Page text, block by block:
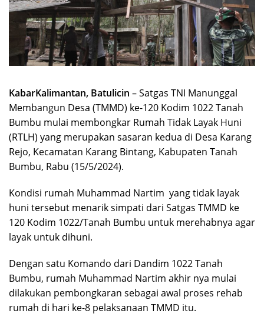
KabarKalimantan, Batulicin – Satgas TNI Manunggal
Membangun Desa (TMMD) ke-120 Kodim 1022 Tanah
Bumbu mulai membongkar Rumah Tidak Layak Huni
(RTLH) yang merupakan sasaran kedua di Desa Karang
Rejo, Kecamatan Karang Bintang, Kabupaten Tanah
Bumbu, Rabu (15/5/2024).
Kondisi rumah Muhammad Nartim yang tidak layak
huni tersebut menarik simpati dari Satgas TMMD ke
120 Kodim 1022/Tanah Bumbu untuk merehabnya agar
layak untuk dihuni.
Dengan satu Komando dari Dandim 1022 Tanah
Bumbu, rumah Muhammad Nartim akhir nya mulai
dilakukan pembongkaran sebagai awal proses rehab
rumah di hari ke-8 pelaksanaan TMMD itu.